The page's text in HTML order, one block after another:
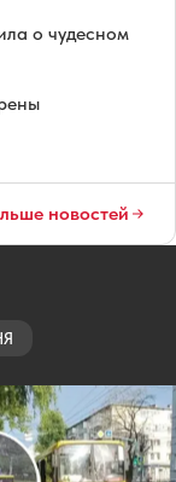
о чудесном
новостей